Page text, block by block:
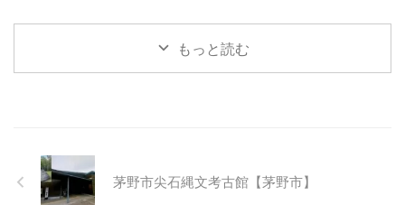
もっと読む
茅野市尖石縄文考古館【茅野市】